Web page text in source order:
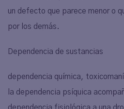
un defecto que parece menor o
por los demás.
Dependencia de sustancias
dependencia química,
la dependencia psíquica
dependencia fisiológica a una